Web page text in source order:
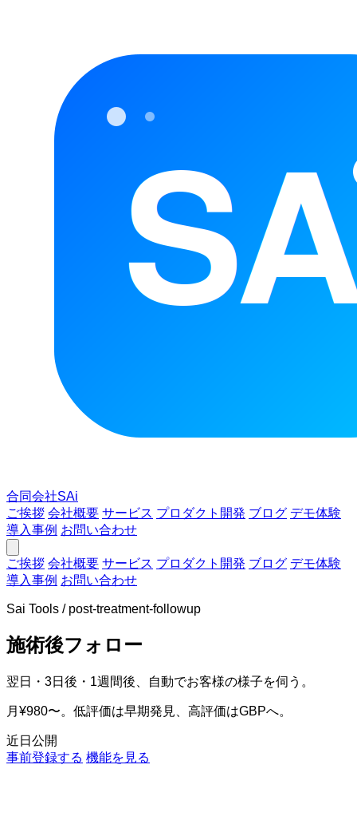
合同会社SAi
ご挨拶 会社概要 サービス プロダクト開発 ブログ デモ体験
導入事例 お問い合わせ
ご挨拶 会社概要 サービス プロダクト開発 ブログ デモ体験
導入事例 お問い合わせ
Sai Tools / post-treatment-followup
施術後フォロー
翌日・3日後・1週間後、自動でお客様の様子を伺う。
月¥980〜。低評価は早期発見、高評価はGBPへ。
近日公開
事前登録する 機能を見る